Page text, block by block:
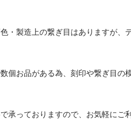
・製造上の繋ぎ目はありますが、
個お品がある為、刻印や繋ぎ目の
承っておりますので、お気軽にご